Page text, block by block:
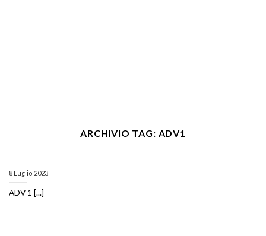
ARCHIVIO TAG: ADV1
8 Luglio 2023
ADV 1 [...]